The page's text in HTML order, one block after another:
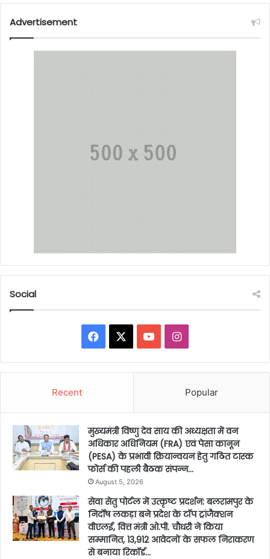
Advertisement
Social
Facebook YouTubeInstagram
Recent Popular
मुख्यमंत्री विष्णु देव साय की अध्यक्षता में वन
अधिकार अधिनियम (FRA) एवं पेसा कानून
(PESA) के प्रभावी क्रियान्वयन हेतु गठित टास्क
फोर्स की पहली बैठक संपन्न…
August 5, 2026
सेवा सेतु पोर्टल में उत्कृष्ट प्रदर्शन: बलरामपुर के
निर्दोष लकड़ा बने प्रदेश के टॉप ट्रांजैक्शन
वीएलई, वित्त मंत्री ओ.पी. चौधरी ने किया
सम्मानित, 13,912 आवेदनों के सफल निराकरण
से बनाया रिकॉर्ड…